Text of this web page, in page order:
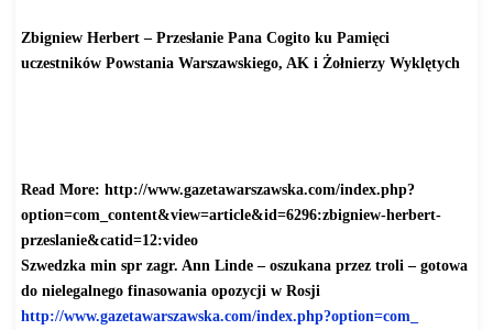
Zbigniew Herbert – Przesłanie Pana Cogito ku Pamięci
uczestników Powstania Warszawskiego, AK i Żołnierzy Wyklętych
Read More: http://www.gazetawarszawska.com/index.php?
option=com_ content&view=article&id=6296:zbigniew-herbert-
przeslanie&catid=12:video
Szwedzka min spr zagr. Ann Linde – oszukana przez troli – gotowa
do nielegalnego finasowania opozycji w Rosji
http://www.gazetawarszawska.com/index.php?option=com_